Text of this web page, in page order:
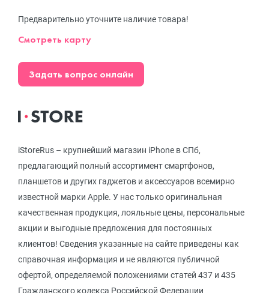
iStoreRus – крупнейший магазин iPhone в СПб,
предлагающий полный ассортимент смартфонов,
планшетов и других гаджетов и аксессуаров всемирно
известной марки Apple. У нас только оригинальная
качественная продукция, лояльные цены, персональные
акции и выгодные предложения для постоянных
клиентов! Сведения указанные на сайте приведены как
справочная информация и не являются публичной
офертой, определяемой положениями статей 437 и 435
Гражданского кодекса Российской Федерации
Предварительно уточните наличие товара!
Смотреть карту
Задать вопрос онлайн